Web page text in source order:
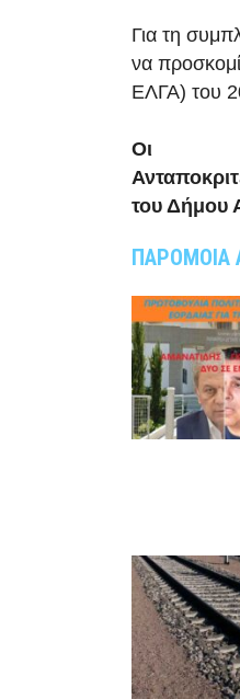
Για τη
να
ΕΛΓΑ) του
Οι
του Δήμου
ΠΑΡΟΜΟΙΑ